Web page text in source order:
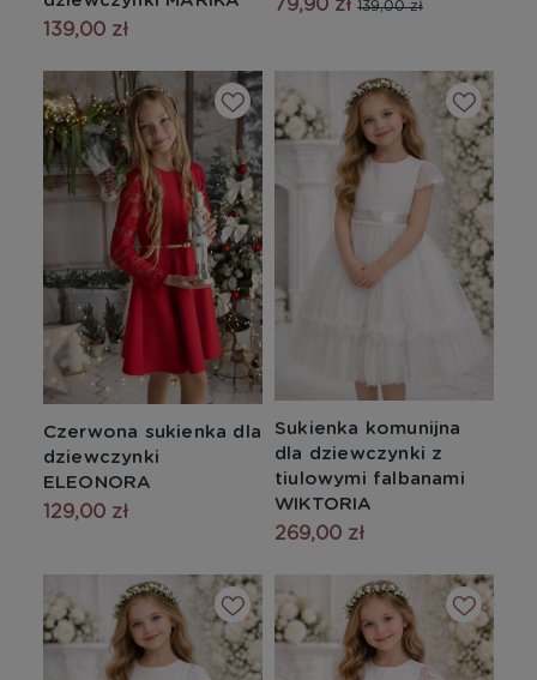
139,00 zł
79,90 zł 139,00 zł
Czerwona sukienka dla
dziewczynki
ELEONORA
129,00 zł
Sukienka komunijna
dla dziewczynki z
tiulowymi falbanami
WIKTORIA
269,00 zł